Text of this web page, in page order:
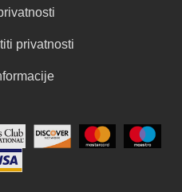
privatnosti